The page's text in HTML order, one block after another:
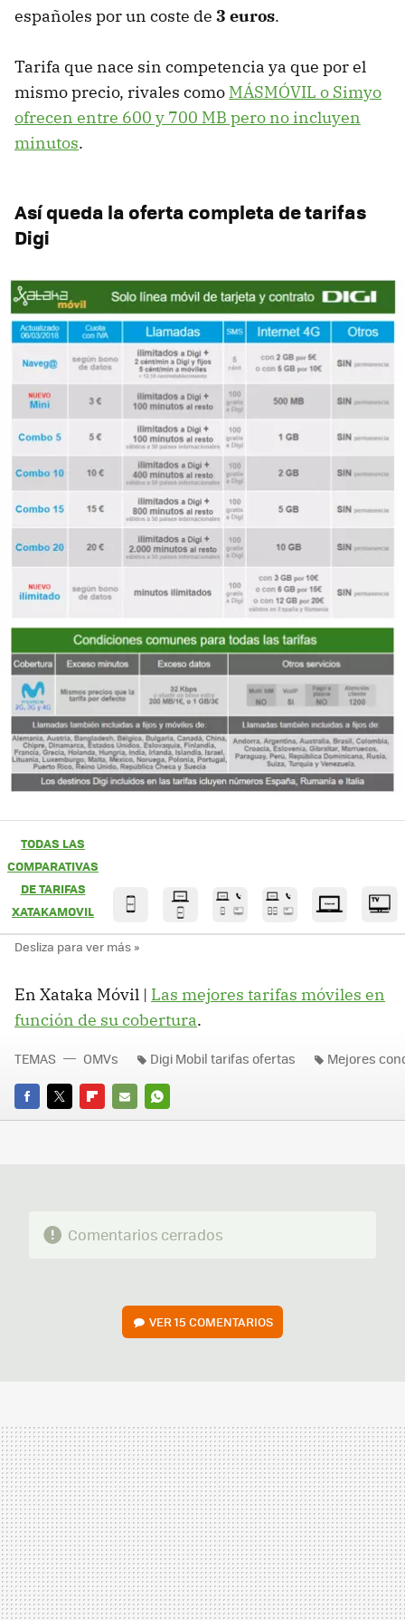
españoles por un coste de 3 euros.
Tarifa que nace sin competencia ya que por el
mismo precio, rivales como MÁSMÓVIL o Simyo
ofrecen entre 600 y 700 MB pero no incluyen
minutos.
Así queda la oferta completa de tarifas
Digi
TODAS LAS
COMPARATIVAS
DE TARIFAS
XATAKAMOVIL
En Xataka Móvil | Las mejores tarifas móviles en
función de su cobertura.
FACEBOOK
TWITTERFLIPBOARD
E-
WHATSAPP
TEMAS OMVs Digi Mobil tarifas ofertas Mejores
Comentarios cerrados
VER15 COMENTARIOS